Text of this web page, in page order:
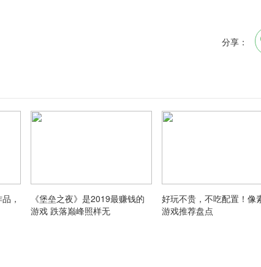
分享：
，
《堡垒之夜》是2019最赚钱的
游戏 跌落巅峰照样无
好玩不贵，不吃配置！像
游戏推荐盘点